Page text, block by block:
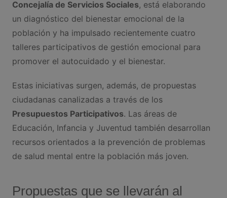
Concejalía de Servicios Sociales, está elaborando
un diagnóstico del bienestar emocional de la
población y ha impulsado recientemente cuatro
talleres participativos de gestión emocional para
promover el autocuidado y el bienestar.
Estas iniciativas surgen, además, de propuestas
ciudadanas canalizadas a través de los
Presupuestos Participativos. Las áreas de
Educación, Infancia y Juventud también desarrollan
recursos orientados a la prevención de problemas
de salud mental entre la población más joven.
Propuestas que se llevarán al